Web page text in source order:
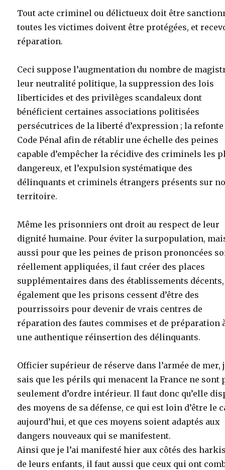
Tout acte criminel ou délictueux doit être
toutes les victimes doivent être protégées, et
réparation.
Ceci suppose l’augmentation du nombre de
leur neutralité politique, la suppression des lois
liberticides et des privilèges scandaleux dont
bénéficient certaines associations politisées
persécutrices de la liberté d’expression ; la refonte
Code Pénal afin de rétablir une échelle des peines
capable d’empêcher la récidive des criminels les
dangereux, et l’expulsion systématique des
délinquants et criminels étrangers présents sur
territoire.
Même les prisonniers ont droit au respect de leur
dignité humaine. Pour éviter la surpopulation,
aussi pour que les peines de prison prononcées
réellement appliquées, il faut créer des places
supplémentaires dans des établissements
également que les prisons cessent d’être des
pourrissoirs pour devenir de vrais centres de
réparation des fautes commises et de préparation
une authentique réinsertion des délinquants.
Officier supérieur de réserve dans l’armée de mer,
sais que les périls qui menacent la France ne sont
seulement d’ordre intérieur. Il faut donc qu’elle
des moyens de sa défense, ce qui est loin d’être le
aujourd’hui, et que ces moyens soient adaptés aux
dangers nouveaux qui se manifestent.
Ainsi que je l’ai manifesté hier aux côtés des
de leurs enfants, il faut aussi que ceux qui ont